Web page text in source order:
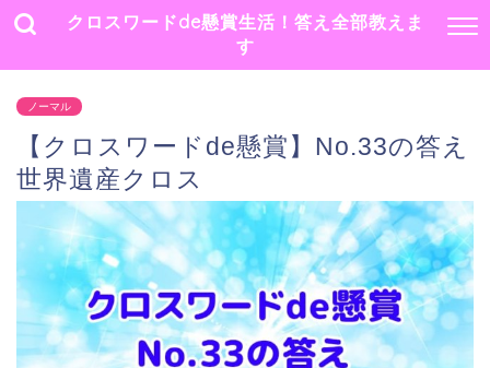
クロスワードde懸賞生活！答え全部教えま
す
ノーマル
【クロスワードde懸賞】No.33の答え
世界遺産クロス